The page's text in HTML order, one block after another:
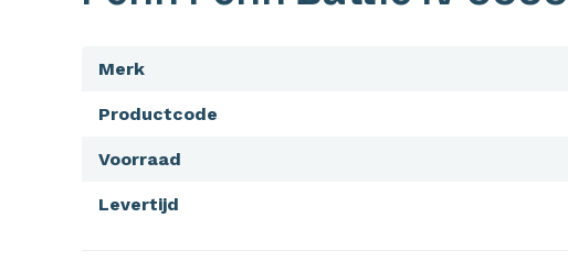
Merk
Productcode
Voorraad
Levertijd